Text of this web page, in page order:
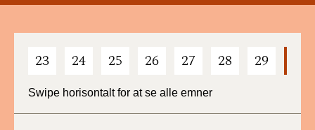
23 24 25 26 27 28 29
Swipe horisontalt for at se alle emner